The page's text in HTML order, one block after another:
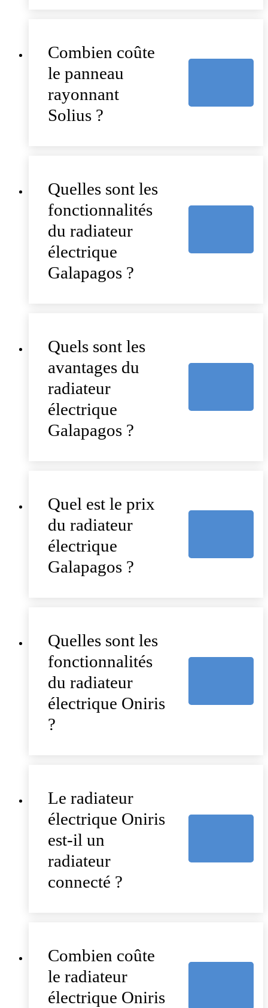
Combien coûte
le panneau
rayonnant
Solius ?
Quelles sont les
fonctionnalités
du radiateur
électrique
Galapagos ?
Quels sont les
avantages du
radiateur
électrique
Galapagos ?
Quel est le prix
du radiateur
électrique
Galapagos ?
Quelles sont les
fonctionnalités
du radiateur
électrique Oniris
?
Le radiateur
électrique Oniris
est-il un
radiateur
connecté ?
Combien coûte
le radiateur
électrique Oniris